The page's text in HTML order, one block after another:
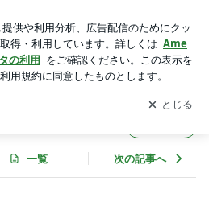
ブログの更新通知
を受け取りまし
開く
一覧 次の記事へ